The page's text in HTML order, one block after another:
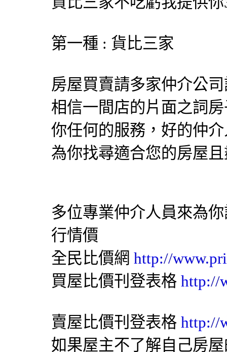
第一種 : 貨比三家
房屋買賣請多家仲介公
相信一間店的片面之詞
你任何的服務，好的仲
為你找尋適合您的房屋
多位專業仲介人員來為
行情價
全民比價網 http://
買屋比價刊登表格 http://
賣屋比價刊登表格 http://
如果屋主不了解自己房